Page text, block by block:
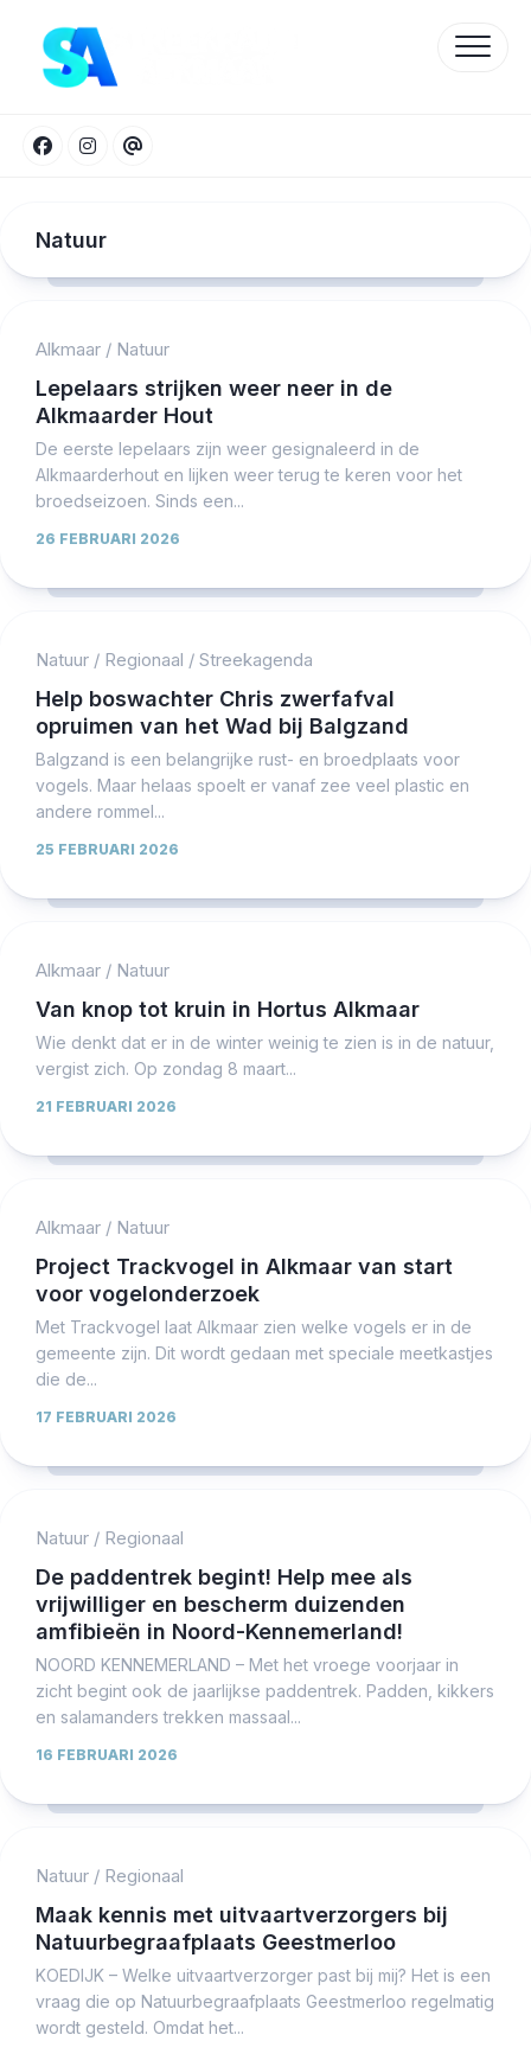
content
Natuur
Alkmaar / Natuur
Lepelaars strijken weer neer in de
Alkmaarder Hout
De eerste lepelaars zijn weer gesignaleerd in de
Alkmaarderhout en lijken weer terug te keren voor het
broedseizoen. Sinds een...
26 FEBRUARI 2026
Natuur / Regionaal / Streekagenda
Help boswachter Chris zwerfafval
opruimen van het Wad bij Balgzand
Balgzand is een belangrijke rust- en broedplaats voor
vogels. Maar helaas spoelt er vanaf zee veel plastic en
andere rommel...
25 FEBRUARI 2026
Alkmaar / Natuur
Van knop tot kruin in Hortus Alkmaar
Wie denkt dat er in de winter weinig te zien is in de natuur,
vergist zich. Op zondag 8 maart...
21 FEBRUARI 2026
Alkmaar / Natuur
Project Trackvogel in Alkmaar van start
voor vogelonderzoek
Met Trackvogel laat Alkmaar zien welke vogels er in de
gemeente zijn. Dit wordt gedaan met speciale meetkastjes
die de...
17 FEBRUARI 2026
Natuur / Regionaal
De paddentrek begint! Help mee als
vrijwilliger en bescherm duizenden
amfibieën in Noord-Kennemerland!
NOORD KENNEMERLAND – Met het vroege voorjaar in
zicht begint ook de jaarlijkse paddentrek. Padden, kikkers
en salamanders trekken massaal...
16 FEBRUARI 2026
Natuur / Regionaal
Maak kennis met uitvaartverzorgers bij
Natuurbegraafplaats Geestmerloo
KOEDIJK – Welke uitvaartverzorger past bij mij? Het is een
vraag die op Natuurbegraafplaats Geestmerloo regelmatig
wordt gesteld. Omdat het...
Protected by WP Anti-Hacker